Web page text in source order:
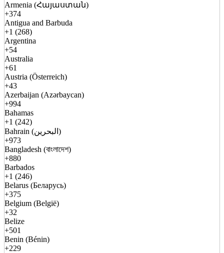
Armenia (Հայաստան)
+374
Antigua and Barbuda
+1 (268)
Argentina
+54
Australia
+61
Austria (Österreich)
+43
Azerbaijan (Azərbaycan)
+994
Bahamas
+1 (242)
Bahrain (البحرين)
+973
Bangladesh (বাংলাদেশ)
+880
Barbados
+1 (246)
Belarus (Беларусь)
+375
Belgium (België)
+32
Belize
+501
Benin (Bénin)
+229